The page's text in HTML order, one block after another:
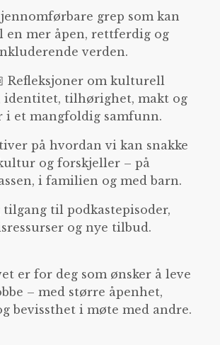
grep som kan
en mer åpen, rettferdig og
verden.
Refleksjoner om kulturell
identitet, tilhørighet, makt og
i et mangfoldig samfunn.
på hvordan vi kan snakke
og forskjeller – på
i familien og med barn.
til podkastepisoder,
og nye tilbud.
er for deg som ønsker å leve
– med større åpenhet,
bevissthet i møte med andre.